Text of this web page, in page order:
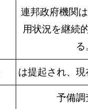
連邦政府機関
用状況を継続
る
は提起され、 現
予備調